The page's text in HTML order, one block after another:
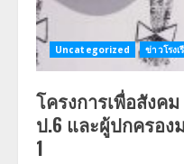
Uncategorized ข่าวโรงเ
โครงการเพื่อสังค
ป.6 และผู้ปกครอง
1